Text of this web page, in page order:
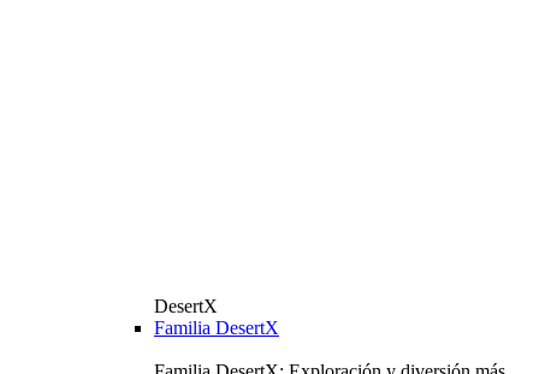
DesertX
Familia DesertX